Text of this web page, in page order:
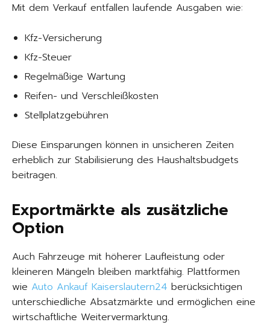
Mit dem Verkauf entfallen laufende Ausgaben wie:
Kfz-Versicherung
Kfz-Steuer
Regelmäßige Wartung
Reifen- und Verschleißkosten
Stellplatzgebühren
Diese Einsparungen können in unsicheren Zeiten
erheblich zur Stabilisierung des Haushaltsbudgets
beitragen.
Exportmärkte als zusätzliche
Option
Auch Fahrzeuge mit höherer Laufleistung oder
kleineren Mängeln bleiben marktfähig. Plattformen
wie Auto Ankauf Kaiserslautern24 berücksichtigen
unterschiedliche Absatzmärkte und ermöglichen eine
wirtschaftliche Weitervermarktung.